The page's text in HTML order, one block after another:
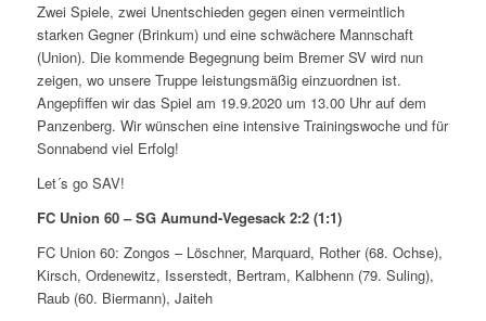
Zwei Spiele, zwei Unentschieden gegen einen vermeintlich
starken Gegner (Brinkum) und eine schwächere Mannschaft
(Union). Die kommende Begegnung beim Bremer SV wird nun
zeigen, wo unsere Truppe leistungsmäßig einzuordnen ist.
Angepfiffen wir das Spiel am 19.9.2020 um 13.00 Uhr auf dem
Panzenberg. Wir wünschen eine intensive Trainingswoche und für
Sonnabend viel Erfolg!
Let´s go SAV!
FC Union 60 – SG Aumund-Vegesack 2:2 (1:1)
FC Union 60: Zongos – Löschner, Marquard, Rother (68. Ochse),
Kirsch, Ordenewitz, Isserstedt, Bertram, Kalbhenn (79. Suling),
Raub (60. Biermann), Jaiteh